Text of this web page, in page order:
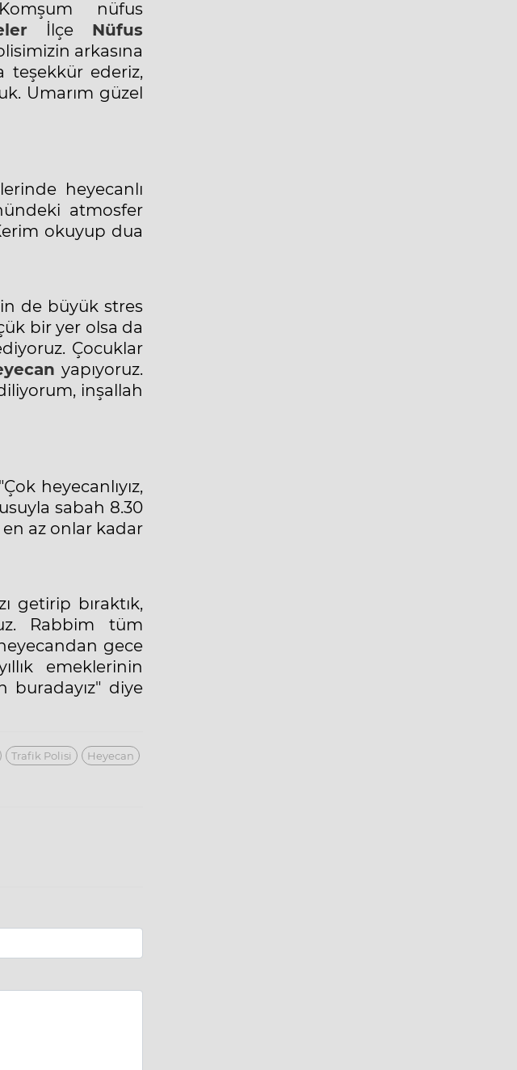
nüfus
İlçe Nüfus
arkasına
ederiz,
Umarım güzel
heyecanlı
atmosfer
okuyup dua
de büyük stres
bir yer olsa da
Çocuklar
yapıyoruz.
inşallah
heyecanlıyız,
sabah 8.30
az onlar kadar
getirip bıraktık,
Rabbim tüm
gece
emeklerinin
buradayız" diye
Trafik Polisi
Heyecan